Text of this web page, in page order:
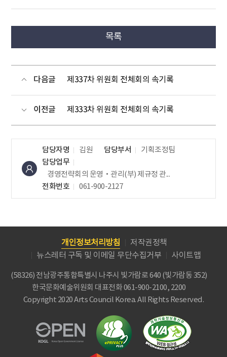
목록
다음글 제337차 위원회 전체회의 속기록
이전글 제333차 위원회 전체회의 속기록
담당자명 김원 담당부서
기획조정팀
담당업무
경영전략회의 운영‧관리(부) 제규정 관...
전화번호
061-900-2127
개인정보처리방침
저작권정책
뉴스레터 구독 및 이메일 무단수집거부
사이트맵
(58326) 전남광주통합특별시 나주시 빛가람로 640 (빛가람동 352)
한국문화예술위원회 대표전화 061-900-2100, 2200
Copyright 2020 Arts Council Korea. All Rights Reserved.